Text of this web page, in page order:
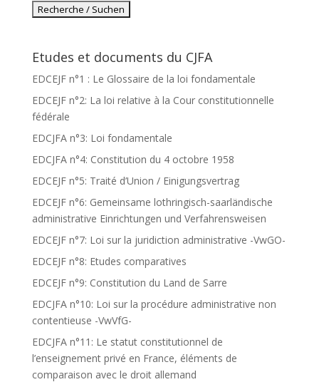
Etudes et documents du CJFA
EDCEJF n°1 : Le Glossaire de la loi fondamentale
EDCEJF n°2: La loi relative à la Cour constitutionnelle
fédérale
EDCJFA n°3: Loi fondamentale
EDCJFA n°4: Constitution du 4 octobre 1958
EDCEJF n°5: Traité d’Union / Einigungsvertrag
EDCEJF n°6: Gemeinsame lothringisch-saarländische
administrative Einrichtungen und Verfahrensweisen
EDCEJF n°7: Loi sur la juridiction administrative -VwGO-
EDCEJF n°8: Etudes comparatives
EDCEJF n°9: Constitution du Land de Sarre
EDCJFA n°10: Loi sur la procédure administrative non
contentieuse -VwVfG-
EDCJFA n°11: Le statut constitutionnel de
l’enseignement privé en France, éléments de
comparaison avec le droit allemand